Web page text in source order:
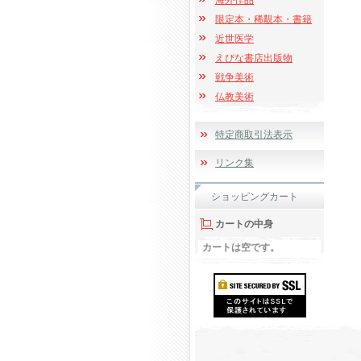
限定本・稀覯本・書籍
近世医学
えびな書店出版物
戦争美術
仏教美術
特定商取引法表示
リンク集
ショッピングカート
カートの中身
カートは空です。